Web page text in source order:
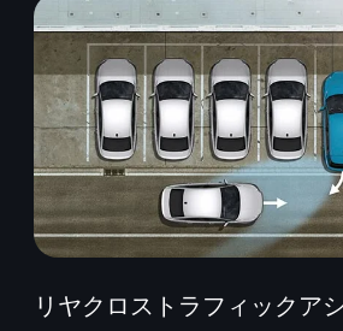
リヤクロストラフィックア